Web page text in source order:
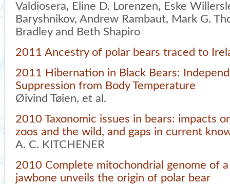
Valdiosera, Eline D. Lorenzen, Eske
Baryshnikov, Andrew Rambaut, Mark G.
Bradley and Beth Shapiro
2011 Ancestry of polar bears traced to
2011 Hibernation in Black Bears:
Suppression from Body Temperature
Øivind Tøien, et al.
2010 Taxonomic issues in bears: impacts
zoos and the wild, and gaps in current
A. C. KITCHENER
2010 Complete mitochondrial genome of
jawbone unveils the origin of polar bear